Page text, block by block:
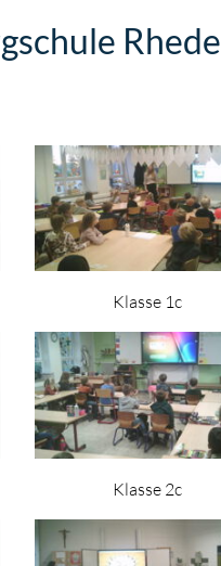
Rhede
Klasse 1c
Klasse 2c